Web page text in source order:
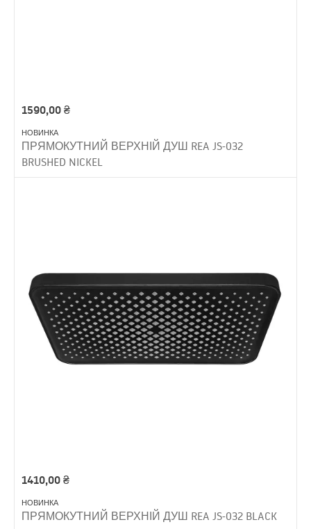
1590,00₴
НОВИНКА
ПРЯМОКУТНИЙ ВЕРХНІЙ ДУШ REA JS-032
BRUSHED NICKEL
1410,00₴
НОВИНКА
ПРЯМОКУТНИЙ ВЕРХНІЙ ДУШ REA JS-032 BLACK